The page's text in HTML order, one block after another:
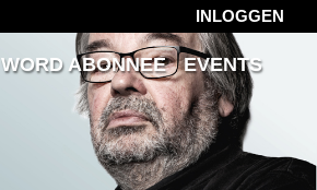
INLOGGEN
WORD ABONNEE
EVENTS